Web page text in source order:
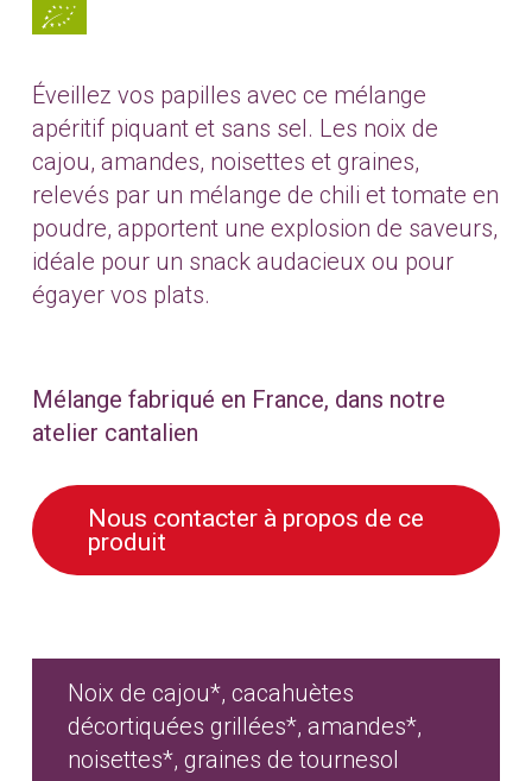
Éveillez vos papilles avec ce mélange
apéritif piquant et sans sel. Les noix de
cajou, amandes, noisettes et graines,
relevés par un mélange de chili et tomate en
poudre, apportent une explosion de saveurs,
idéale pour un snack audacieux ou pour
égayer vos plats.
Mélange fabriqué en France, dans notre
atelier cantalien
Nous contacter à propos de ce
produit
Noix de cajou*, cacahuètes
décortiquées grillées*, amandes*,
noisettes*, graines de tournesol